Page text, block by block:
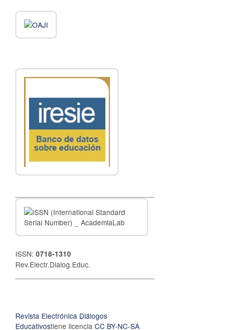
ISSN: 0718-1310
Rev.Electr.Dialog.Educ.
Revista Electrónica Diálogos
Educativostiene licencia CC BY-NC-SA